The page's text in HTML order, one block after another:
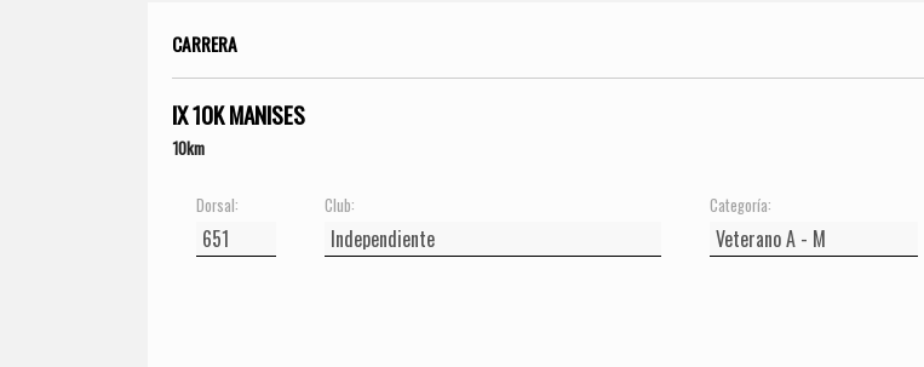
CARRERA
IX 10K MANISES
10km
Dorsal: Club: Categoría: